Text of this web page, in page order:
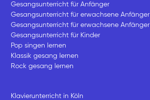
Gesangsunterricht für Anfänger
Gesangsunterricht für erwachsene Anfänger
Gesangsunterricht für erwachsene Anfänger
Gesangsunterricht für Kinder
Pop singen lernen
Klassik gesang lernen
Rock gesang lernen
Klavierunterricht in Köln